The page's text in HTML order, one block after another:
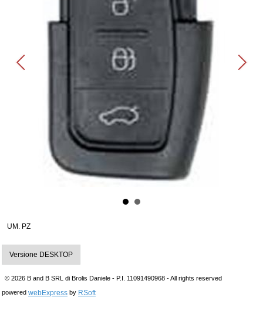
UM. PZ
Versione DESKTOP
© 2026 B and B SRL di Brolis Daniele - P.I. 11091490968 - All rights reserved
powered webExpress by RSoft